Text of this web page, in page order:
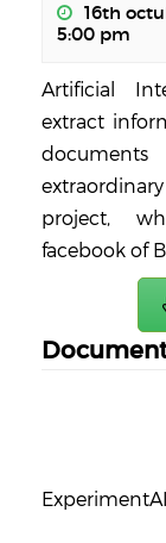
16th
5:00 pm
Artificial
extract
project,
facebook of